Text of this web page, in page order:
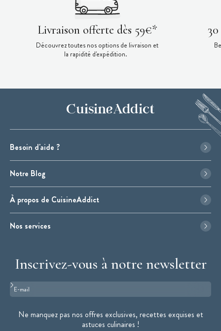
Livraison offerte dès 59€*
Découvrez toutes nos options de livraison et
la rapidité d'expédition.
Besoin d'aide ?
Notre Blog
À propos de CuisineAddict
Nos services
Inscrivez-vous à notre newsletter
Format : adresse@email.com
Ne manquez pas nos offres exclusives, recettes exquises et
astuces culinaires !